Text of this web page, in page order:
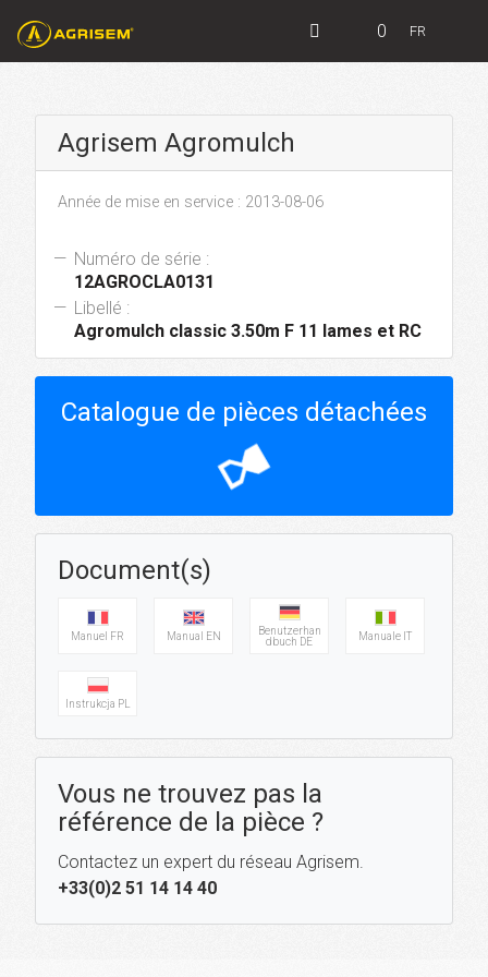
0 FR
Agrisem Agromulch
Année de mise en service : 2013-08-06
Numéro de série :
12AGROCLA0131
Libellé :
Agromulch classic 3.50m F 11 lames et RC
Catalogue de pièces détachées
hourglass_top
Document(s)
Manuel FR Manual EN
Benutzerhan
dbuch DE
Manuale IT
Instrukcja PL
Vous ne trouvez pas la
référence de la pièce ?
Contactez un expert du réseau Agrisem.
+33(0)2 51 14 14 40